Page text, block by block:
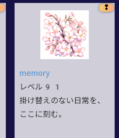
❢
memory
レベル91
掛け替えのない日常を、
ここに刻む。